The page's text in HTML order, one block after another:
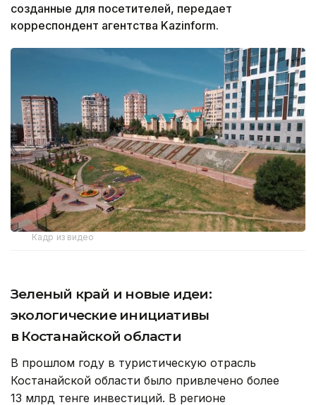
созданные для посетителей, передает
корреспондент агентства Kazinform.
Кадр из видео
Зеленый край и новые идеи:
экологические инициативы
в Костанайской области
В прошлом году в туристическую отрасль
Костанайской области было привлечено более
13 млрд тенге инвестиций. В регионе